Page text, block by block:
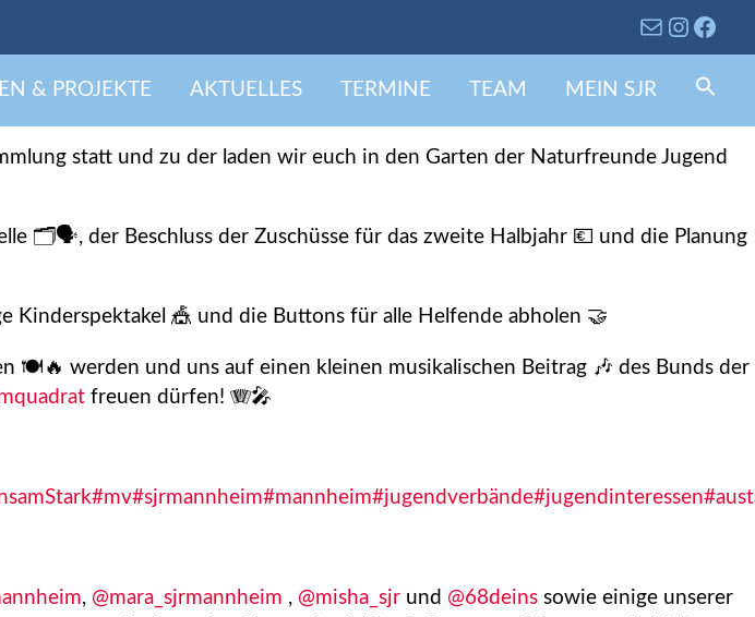
& PROJEKTE AKTUELLES TERMINE TEAM MEIN SJR
am 16.07.25
statt und zu der laden wir euch in den Garten der Naturfreunde Jugend
🗂️🗣️, der Beschluss der Zuschüsse für das zweite Halbjahr 💶 und die Planung
🎪 und die Buttons für alle Helfende abholen 🤝
🍽️🔥 werden und uns auf einen kleinen musikalischen Beitrag 🎶 des Bunds der
freuen dürfen! 🪗🎤
#mv#sjrmannheim#mannheim#jugendverbände#jugendinteressen
, @mara_sjrmannheim , @misha_sjr und @68deins sowie einige unserer